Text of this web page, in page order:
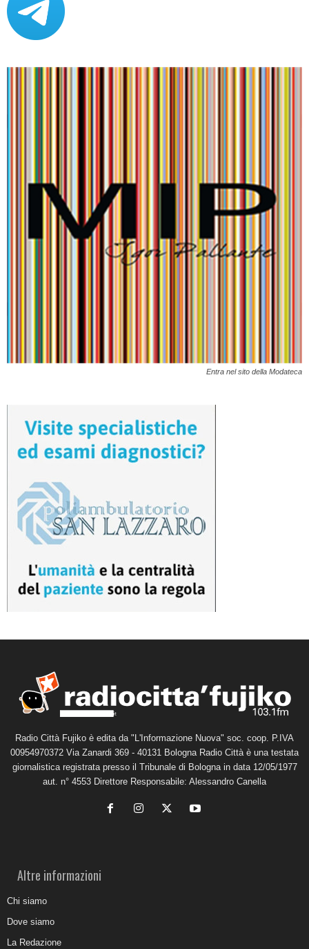
Entra nel sito della Modateca
Radio Città Fujiko è edita da "L'Informazione Nuova" soc. coop. P.IVA
00954970372 Via Zanardi 369 - 40131 Bologna Radio Città è una testata
giornalistica registrata presso il Tribunale di Bologna in data 12/05/1977
aut. n° 4553 Direttore Responsabile: Alessandro Canella
Altre informazioni
Chi siamo
Dove siamo
La Redazione